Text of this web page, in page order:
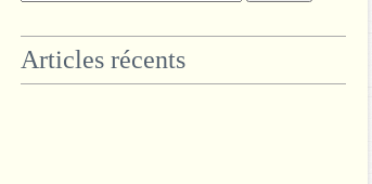
Articles récents